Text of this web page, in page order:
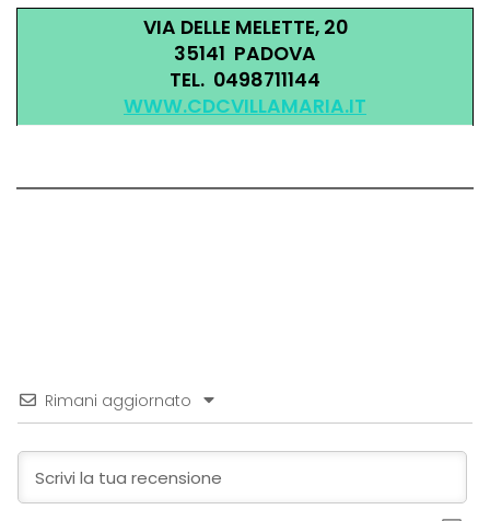
VIA DELLE MELETTE, 20
35141 PADOVA
TEL. 0498711144
WWW.CDCVILLAMARIA.IT
Rimani aggiornato